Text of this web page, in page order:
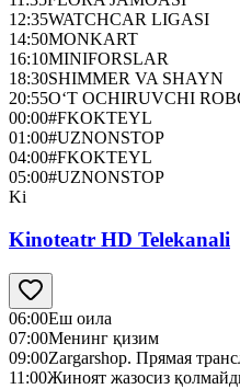
12:35WATCHCAR LIGASI
14:50MONKART
16:10MINIFORSLAR
18:30SHIMMER VA SHAYN
20:55O‘T OCHIRUVCHI
00:00#FKOKTEYL
01:00#UZNONSTOP
04:00#FKOKTEYL
05:00#UZNONSTOP
Ki
Kinoteatr HD Telekanali
06:00Еш оила
07:00Менинг қизим
09:00Zargarshop. Прямая
11:00Жиноят жазосиз